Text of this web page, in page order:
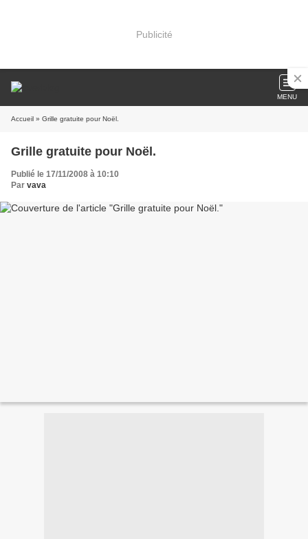
Publicité
MENU
Accueil » Grille gratuite pour Noël.
Grille gratuite pour Noël.
Publié le 17/11/2008 à 10:10
Par vava